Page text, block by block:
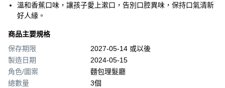
溫和香蕉口味，讓孩子愛上漱口，告別口腔異味，保持口氣清新
好人緣。
商品主要規格
保存期限
2027-05-14 或以後
製造日期
2024-05-15
角色/圖案
麵包理髮廳
總數量
3個